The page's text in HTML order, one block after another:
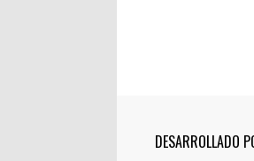
DESARROLLADO